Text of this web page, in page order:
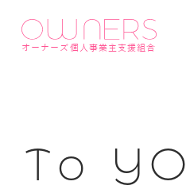
オーナーズ個人事業主支援組合
To YO